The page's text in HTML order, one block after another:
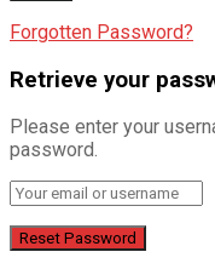
Forgotten Password?
Retrieve your
Please enter your
password.